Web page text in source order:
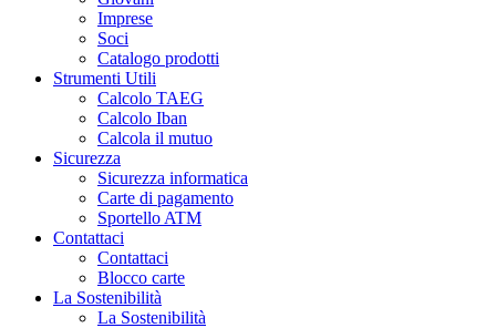
Imprese
Soci
Catalogo prodotti
Strumenti Utili
Calcolo TAEG
Calcolo Iban
Calcola il mutuo
Sicurezza
Sicurezza informatica
Carte di pagamento
Sportello ATM
Contattaci
Contattaci
Blocco carte
La Sostenibilità
La Sostenibilità